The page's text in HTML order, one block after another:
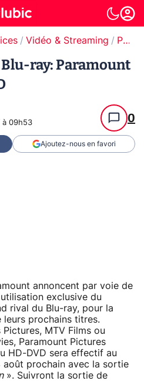
Vidéo & Streaming Paramount+
ray: Paramount
à 09h53 0
Ajoutez-nous en favori
annoncent par voie de
exclusive du
rival du Blu-ray, pour la
prochains titres.
MTV Films ou
Paramount Pictures
HD-DVD sera effectif au
août prochain avec la sortie
». Suivront la sortie de